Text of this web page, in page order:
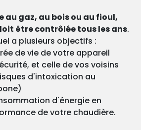
au gaz, au bois ou au fioul,
être contrôlée tous les ans.
a plusieurs objectifs :
de vie de votre appareil
et celle de vos voisins
d'intoxication au
d'énergie en
de votre chaudière.